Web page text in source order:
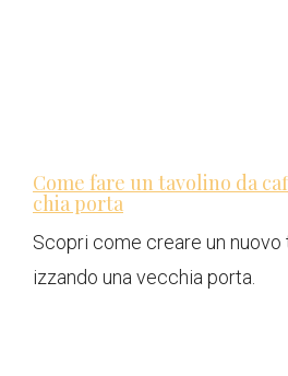
Come fare un tavolino da
chia porta
Scopri come creare un nuovo
izzando una vecchia porta.